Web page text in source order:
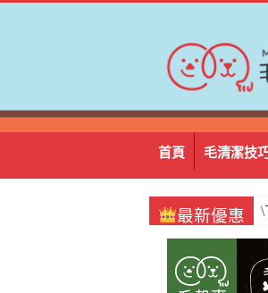
首頁 毛清潔技
最新優惠 \
\